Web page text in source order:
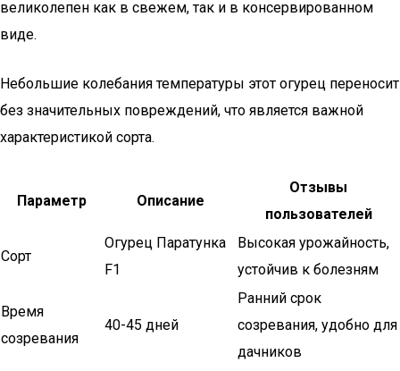
великолепен как в свежем, так и в консервированном
виде.
Небольшие колебания температуры этот огурец переносит
без значительных повреждений, что является важной
характеристикой сорта.
Параметр Описание
Отзывы
пользователей
Сорт
Огурец Паратунка
F1
Высокая урожайность,
устойчив к болезням
Время
созревания
40-45 дней
Ранний срок
созревания, удобно для
дачников